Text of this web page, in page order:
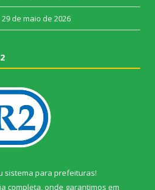
29 de maio de 2026
sistema para prefeituras!
completa, onde garantimos em